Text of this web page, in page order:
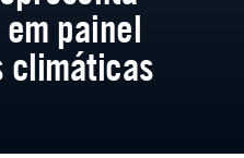
painel
climáticas